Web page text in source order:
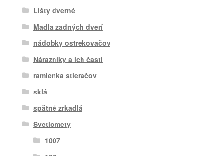
Lišty dverné
Madla zadných dverí
nádobky ostrekovačov
Nárazníky a ich časti
ramienka stieračov
sklá
spätné zrkadlá
Svetlomety
1007